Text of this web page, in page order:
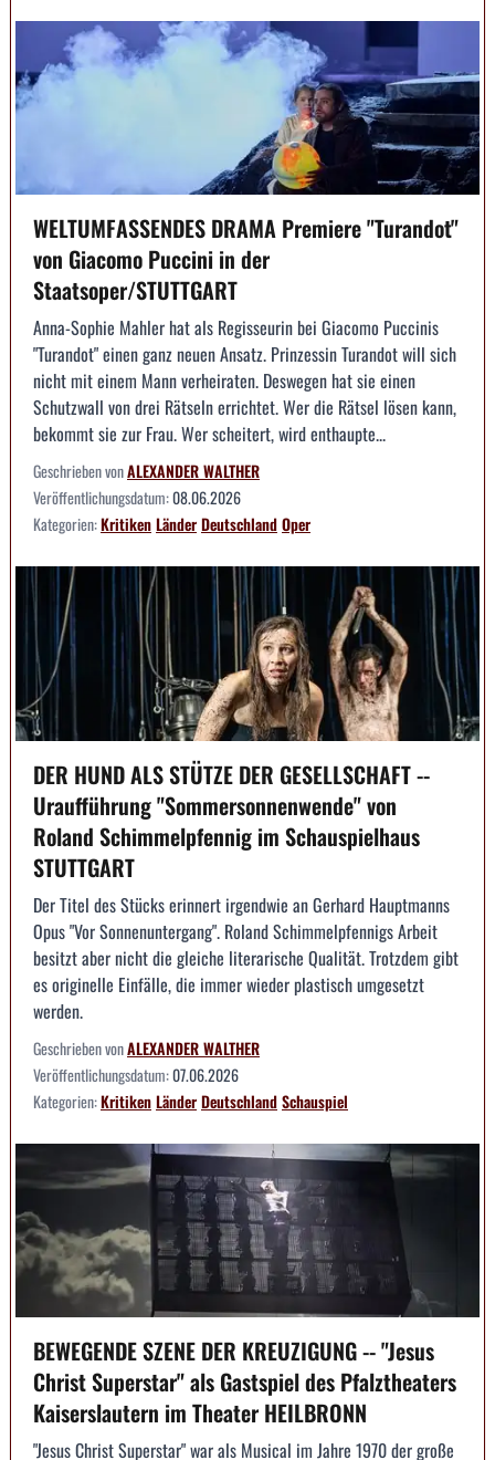
WELTUMFASSENDES DRAMA Premiere "Turandot"
von Giacomo Puccini in der
Staatsoper/STUTTGART
Anna-Sophie Mahler hat als Regisseurin bei Giacomo Puccinis
"Turandot" einen ganz neuen Ansatz. Prinzessin Turandot will sich
nicht mit einem Mann verheiraten. Deswegen hat sie einen
Schutzwall von drei Rätseln errichtet. Wer die Rätsel lösen kann,
bekommt sie zur Frau. Wer scheitert, wird enthaupte...
Geschrieben vonALEXANDER WALTHER
Veröffentlichungsdatum:08.06.2026
Kategorien:KritikenLänderDeutschlandOper
DER HUND ALS STÜTZE DER GESELLSCHAFT --
Uraufführung "Sommersonnenwende" von
Roland Schimmelpfennig im Schauspielhaus
STUTTGART
Der Titel des Stücks erinnert irgendwie an Gerhard Hauptmanns
Opus "Vor Sonnenuntergang". Roland Schimmelpfennigs Arbeit
besitzt aber nicht die gleiche literarische Qualität. Trotzdem gibt
es originelle Einfälle, die immer wieder plastisch umgesetzt
werden.
Geschrieben vonALEXANDER WALTHER
Veröffentlichungsdatum:07.06.2026
Kategorien:KritikenLänderDeutschlandSchauspiel
BEWEGENDE SZENE DER KREUZIGUNG -- "Jesus
Christ Superstar" als Gastspiel des Pfalztheaters
Kaiserslautern im Theater HEILBRONN
"Jesus Christ Superstar" war als Musical im Jahre 1970 der große